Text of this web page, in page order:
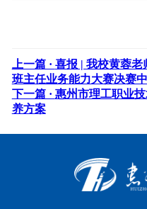
上一篇 · 喜报 | 我校黄蓉老
班主任业务能力大赛决赛
下一篇 · 惠州市理工职业
养方案